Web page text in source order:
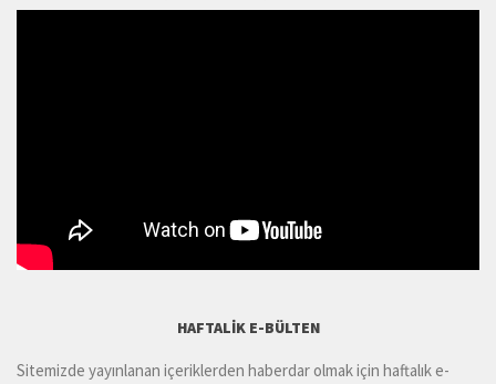
HAFTALIK E-BÜLTEN
Sitemizde yayınlanan içeriklerden haberdar olmak için haftalık e-